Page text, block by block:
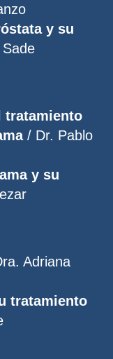
y su
tratamiento
/ Dr. Pablo
y su
Adriana
tratamiento